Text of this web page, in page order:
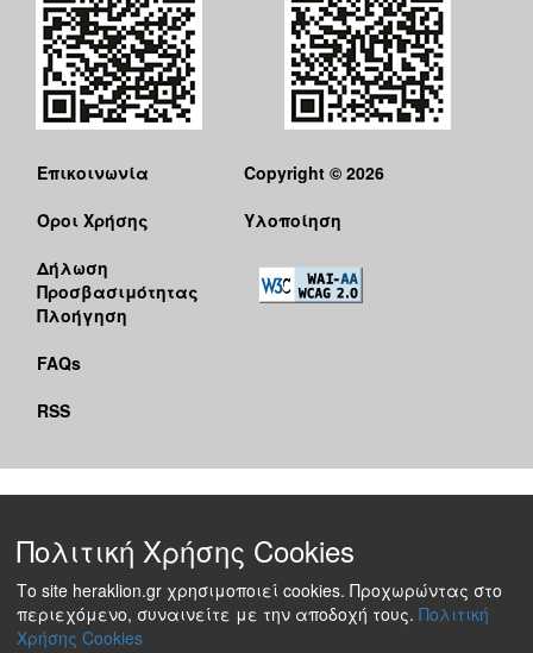
Επικοινωνία
Όροι Χρήσης
Δήλωση
Προσβασιμότητας
Πλοήγηση
FAQs
RSS
Copyright © 2026
Υλοποίηση
Πολιτική Χρήσης Cookies
Το site heraklion.gr χρησιμοποιεί cookies. Προχωρώντας στο
περιεχόμενο, συναινείτε με την αποδοχή τους. Πολιτική
Χρήσης Cookies